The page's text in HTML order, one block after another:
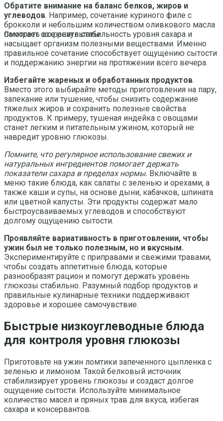
Смотреть все результаты
Обратите внимание на баланс белков, жиров и
углеводов. Например, сочетание куриного филе с
брокколи и небольшим количеством оливкового масла
помогает сохранить стабильность уровня сахара и
насыщает организм полезными веществами. Именно
правильное сочетание способствует ощущению сытости
и поддержанию энергии на протяжении всего вечера.
Избегайте жареных и обработанных продуктов.
Вместо этого выбирайте методы приготовления на пару,
запекание или тушение, чтобы снизить содержание
тяжелых жиров и сохранить полезные свойства
продуктов. К примеру, тушеная индейка с овощами
станет легким и питательным ужином, который не
навредит уровню глюкозы.
Помните, что регулярное использование свежих и
натуральных ингредиентов помогает держать
показатели сахара в пределах нормы. Включайте в
меню такие блюда, как салаты с зеленью и орехами, а
также каши и супы, на основе дыни, кабачков, шпината
или цветной капусты. Эти продукты содержат мало
быстроусваиваемых углеводов и способствуют
долгому ощущению сытости.
Проявляйте вариативность в приготовлении, чтобы
ужин был не только полезным, но и вкусным.
Экспериментируйте с приправами и свежими травами,
чтобы создать аппетитные блюда, которые
разнообразят рацион и помогут держать уровень
глюкозы стабильно. Разумный подбор продуктов и
правильные кулинарные техники поддерживают
здоровье и хорошее самочувствие.
Быстрые низкоуглеводные блюда
для контроля уровня глюкозы
Приготовьте на ужин ломтики запеченного цыпленка с
зеленью и лимоном. Такой белковый источник
стабилизирует уровень глюкозы и создаст долгое
ощущение сытости. Используйте минимальное
количество масел и пряных трав для вкуса, избегая
сахара и консервантов.